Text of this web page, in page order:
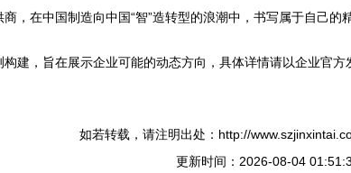
，在中国制造向中国“智”造转型的浪潮中，书写属于自己的
建，旨在展示企业可能的动态方向，具体详情请以企业官方
如若转载，请注明出处：http://
更新时间：2026-08-04